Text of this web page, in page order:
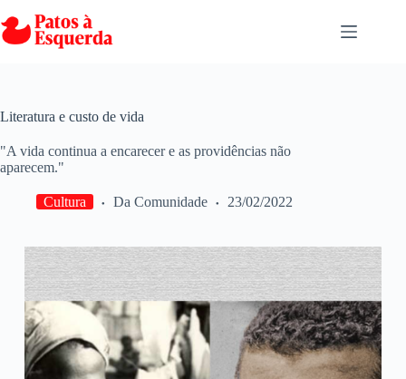
para
o
Literatura e custo de vida
"A vida continua a encarecer e as providências não
aparecem."
Cultura Da Comunidade 23/02/2022